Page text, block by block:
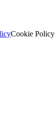
Cookie Policy